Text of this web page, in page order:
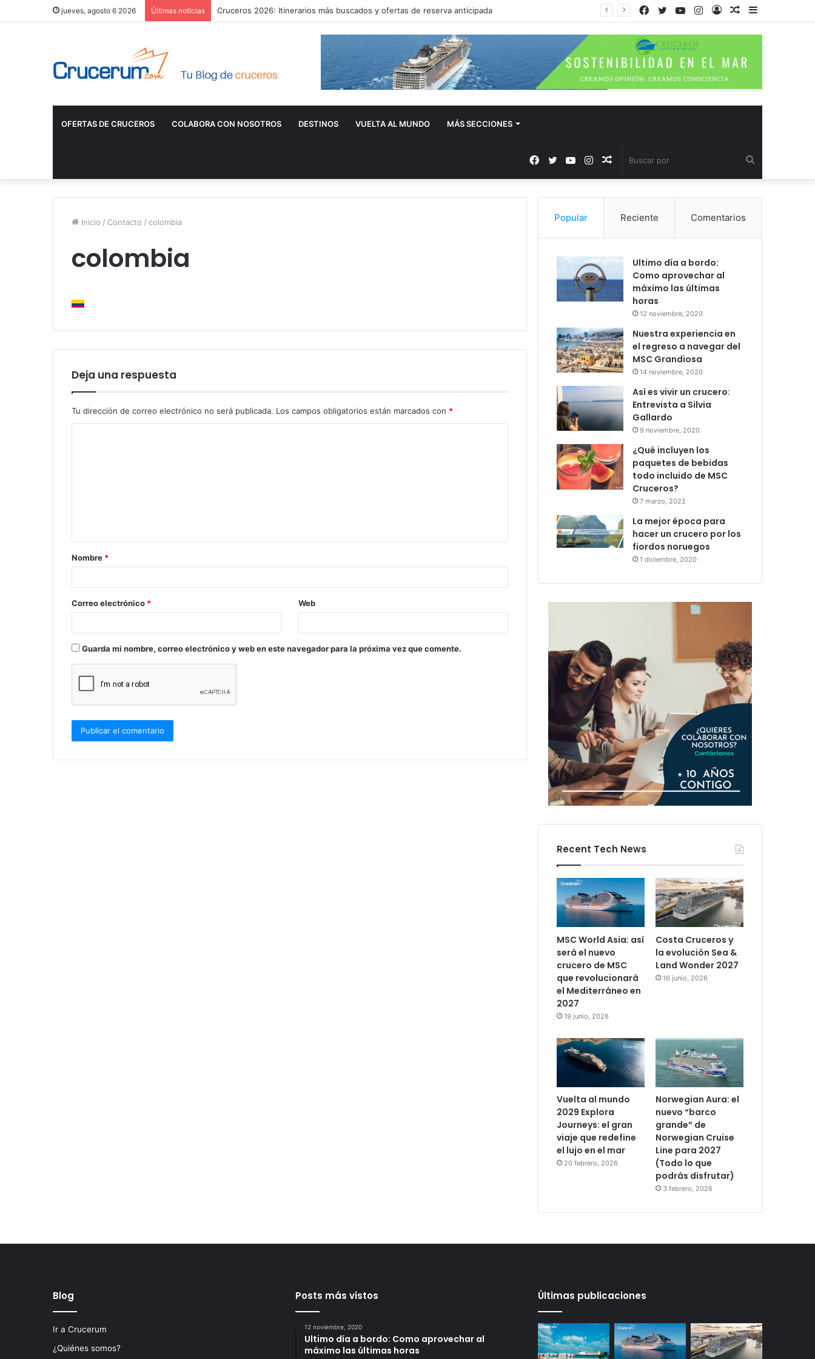
jueves, agosto 6 2026 Últimas notícias Cruceros 2026: Itinerarios más buscados y ofertas de reserva anticipada
Barra
Publicación
Acceso
Instagram
YouTube
Twitter
Facebook
OFERTAS DE CRUCEROS COLABORA CON NOSOTROS DESTINOS VUELTA AL MUNDO MÁS SECCIONES
por
Publicación
al
Instagram
YouTube
Twitter
Facebook
Inicio / Contacto / colombia
colombia
Deja una respuesta
Tu dirección de correo electrónico no será publicada. Los campos obligatorios están marcados con *
a
r
*
Nombre *
Correo electrónico * Web
Guarda mi nombre, correo electrónico y web en este navegador para la próxima vez que comente.
Popular Reciente Comentarios
Ultimo día a bordo:
Como aprovechar al
máximo las últimas
horas
12 noviembre, 2020
Nuestra experiencia en
el regreso a navegar del
MSC Grandiosa
14 noviembre, 2020
Así es vivir un crucero:
Entrevista a Silvia
Gallardo
9 noviembre, 2020
¿Qué incluyen los
paquetes de bebidas
todo incluido de MSC
Cruceros?
7 marzo, 2022
La mejor época para
hacer un crucero por los
fiordos noruegos
1 diciembre, 2020
Recent Tech News
MSC World Asia: así
será el nuevo
crucero de MSC
que revolucionará
el Mediterráneo en
2027
19 junio, 2026
Costa Cruceros y
la evolución Sea &
Land Wonder 2027
16 junio, 2026
Vuelta al mundo
2029 Explora
Journeys: el gran
viaje que redefine
el lujo en el mar
20 febrero, 2026
Norwegian Aura: el
nuevo “barco
grande” de
Norwegian Cruise
Line para 2027
(Todo lo que
podrás disfrutar)
3 febrero, 2026
Blog
Ir a Crucerum
¿Quiénes somos?
Posts más vistos
12 noviembre, 2020
Ultimo día a bordo: Como aprovechar al
máximo las últimas horas
Últimas publicaciones